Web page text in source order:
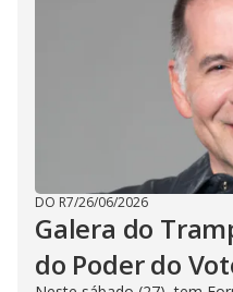
DO R7/26/06/2026
Galera do
do Poder do